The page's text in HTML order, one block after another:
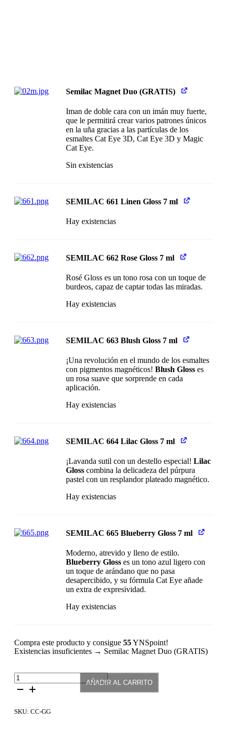
Semilac Magnet Duo (GRATIS)
Iman de doble cara con un imán muy fuerte,
que le permitirá crear varios patrones únicos
en la uña gracias a las partículas de los
esmaltes Cat Eye 3D, Cat Eye 3D y Magic
Cat Eye.
Sin existencias
SEMILAC 661 Linen Gloss 7 ml
Hay existencias
SEMILAC 662 Rose Gloss 7 ml
Rosé Gloss es un tono rosa con un toque de
burdeos, capaz de captar todas las miradas.
Hay existencias
SEMILAC 663 Blush Gloss 7 ml
¡Una revolución en el mundo de los esmaltes
con pigmentos magnéticos!Blush Gloss es
un rosa suave que sorprende en cada
aplicación.
Hay existencias
SEMILAC 664 Lilac Gloss 7 ml
¡Lavanda sutil con un destello especial!Lilac
Gloss combina la delicadeza del púrpura
pastel con un resplandor plateado magnético.
Hay existencias
SEMILAC 665 Blueberry Gloss 7 ml
Moderno, atrevido y lleno de estilo.
Blueberry Gloss es un tono azul ligero con
un toque de arándano que no pasa
desapercibido, y su fórmula Cat Eye añade
un extra de expresividad.
Hay existencias
Compra este producto y consigue 55YNSpoint!
Existencias insuficientes → Semilac Magnet Duo (GRATIS)
Coleccion
Completa
cantidad
AÑADIR AL CARRITO
SKU: CC-GG